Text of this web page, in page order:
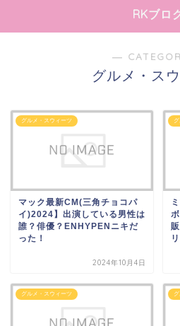
RKブロ
―
グルメ・ス
グルメ・スウィーツ
マック最新CM(三角チョコパ
イ)2024】出演している男性は
誰？俳優？ENHYPENニキだ
った！
2024年10月4日
グルメ・スウィーツ